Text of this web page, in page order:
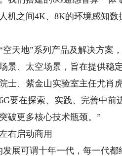
机之间4K、8K的环境感知
地”系列产品及解决方案，
景、太空场景，旨在提供稳
、紫金山实验室主任尤肖虎
要在探索、实践、完善中
破更多核心技术瓶颈。”
启动商用
可谓十年一代，每一代都